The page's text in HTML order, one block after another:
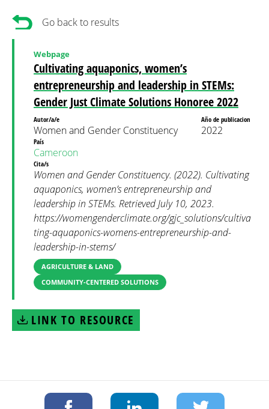
Go back to results
Cultivating aquaponics, women’s
entrepreneurship and leadership in STEMs:
Gender Just Climate Solutions Honoree 2022
Webpage
Autor/a/e
Women and Gender Constituency
Año de publicacion
2022
País
Cameroon
Cita/s
Women and Gender Constituency. (2022). Cultivating
aquaponics, women’s entrepreneurship and
leadership in STEMs. Retrieved July 10, 2023.
https://womengenderclimate.org/gjc_solutions/cultiva
ting-aquaponics-womens-entrepreneurship-and-
leadership-in-stems/
AGRICULTURE & LAND
COMMUNITY-CENTERED SOLUTIONS
LINK TO RESOURCE